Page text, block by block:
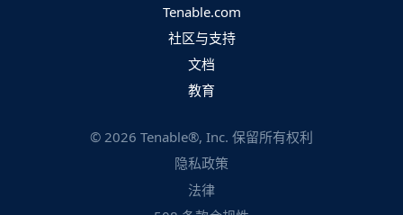
Tenable.com
社区与支持
文档
教育
© 2026 Tenable®, Inc. 保留所有权利
隐私政策
法律